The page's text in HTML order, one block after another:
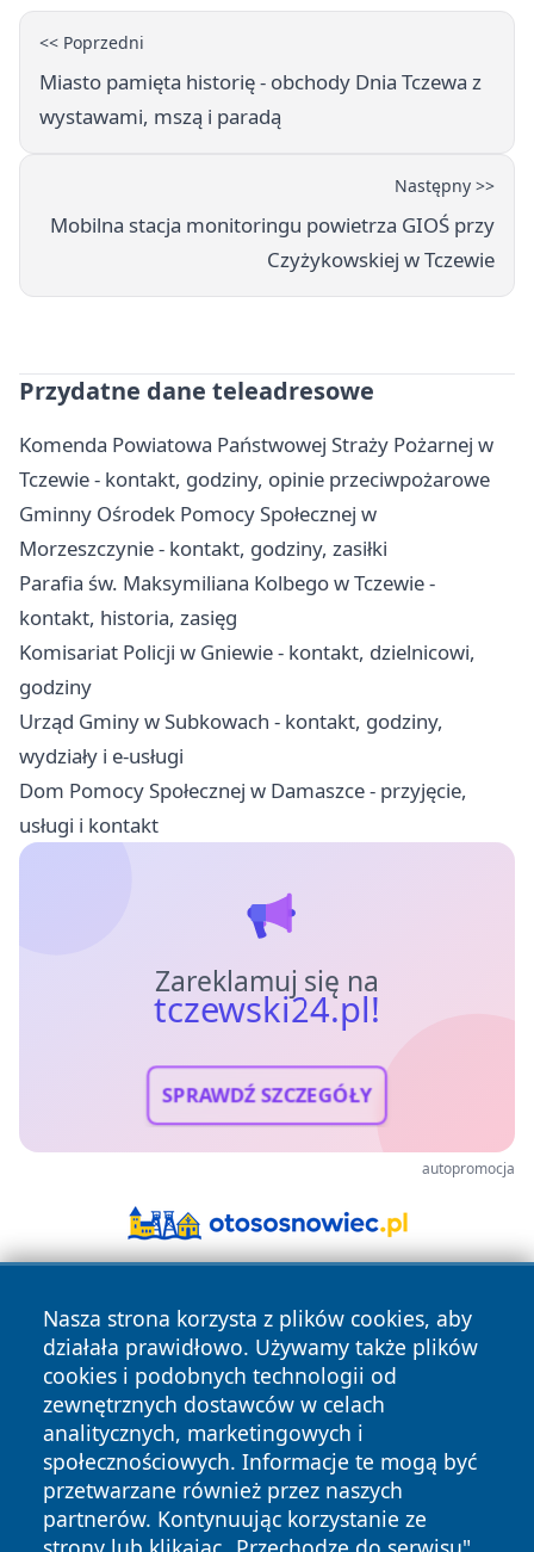
<< Poprzedni
Miasto pamięta historię - obchody Dnia Tczewa z
wystawami, mszą i paradą
Następny >>
Mobilna stacja monitoringu powietrza GIOŚ przy
Czyżykowskiej w Tczewie
Przydatne dane teleadresowe
Komenda Powiatowa Państwowej Straży Pożarnej w
Tczewie - kontakt, godziny, opinie przeciwpożarowe
Gminny Ośrodek Pomocy Społecznej w
Morzeszczynie - kontakt, godziny, zasiłki
Parafia św. Maksymiliana Kolbego w Tczewie -
kontakt, historia, zasięg
Komisariat Policji w Gniewie - kontakt, dzielnicowi,
godziny
Urząd Gminy w Subkowach - kontakt, godziny,
wydziały i e-usługi
Dom Pomocy Społecznej w Damaszce - przyjęcie,
usługi i kontakt
Zareklamuj się na
tczewski24.pl!
SPRAWDŹ SZCZEGÓŁY
autopromocja
Nasza strona korzysta z plików cookies, aby
działała prawidłowo. Używamy także plików
cookies i podobnych technologii od
zewnętrznych dostawców w celach
analitycznych, marketingowych i
społecznościowych. Informacje te mogą być
przetwarzane również przez naszych
partnerów. Kontynuując korzystanie ze
Copyright © 2026 tczewski24.pl Wszystkie prawa zastrzeżone.
News Autorzy
Polityka
Polityka